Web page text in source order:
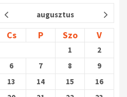
augusztus
Cs P Szo V
1
2
6 7 8
9
13 14 15
16